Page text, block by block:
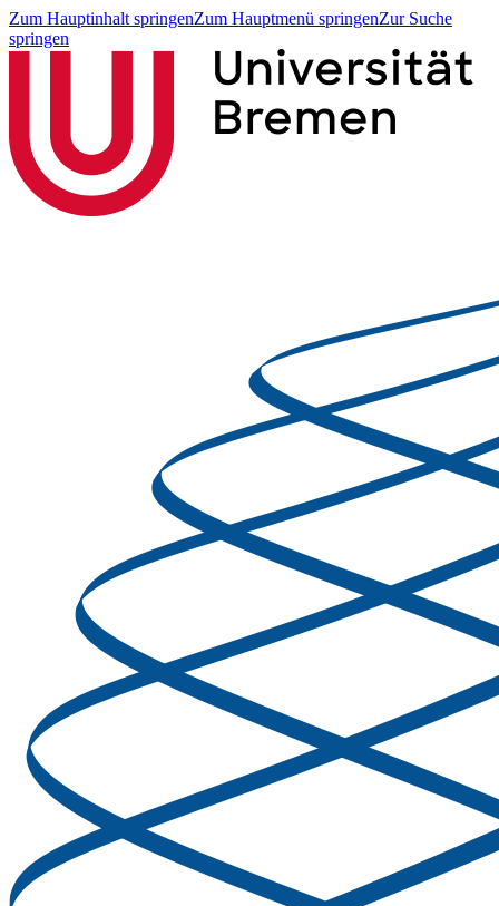
Zum Hauptinhalt springenZum Hauptmenü springenZur Suche
springen